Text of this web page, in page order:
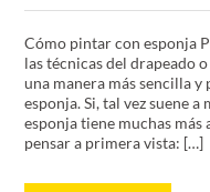
Cómo pintar con esponja
las técnicas del drapeado
una manera más sencilla
esponja. Si, tal vez suene
esponja tiene muchas más
pensar a primera vista: […]